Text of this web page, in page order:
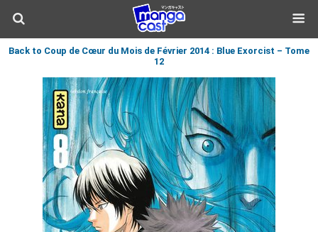
Back to Coup de Cœur du Mois de Février 2014 : Blue Exorcist – Tome
12